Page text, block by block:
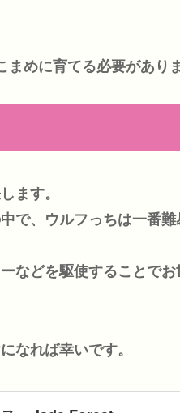
めに育てる必要がありま
ます。
で、ウルフっちは一番難
などを駆使することで
なれば幸いです。